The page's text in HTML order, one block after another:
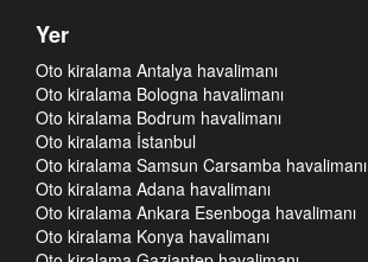
Yer
Oto kiralama Antalya havalimanı
Oto kiralama Bologna havalimanı
Oto kiralama Bodrum havalimanı
Oto kiralama İstanbul
Oto kiralama Samsun Carsamba havalimanı
Oto kiralama Adana havalimanı
Oto kiralama Ankara Esenboga havalimanı
Oto kiralama Konya havalimanı